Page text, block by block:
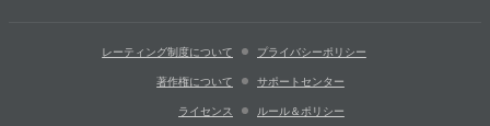
レーティング制度について プライバシーポリシー
著作権について サポートセンター
ライセンス ルール＆ポリシー